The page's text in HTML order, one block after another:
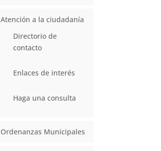
Atención a la ciudadanía
Directorio de
contacto
Enlaces de interés
Haga una consulta
Ordenanzas Municipales